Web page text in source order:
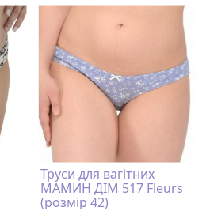
Труси для вагітних
МАМИН ДІМ 517 Fleurs
(розмір 42)